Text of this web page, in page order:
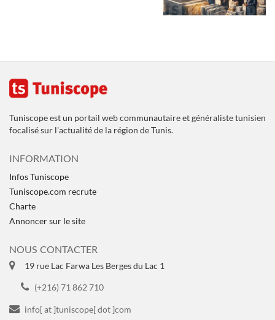
Tuniscope est un portail web communautaire et généraliste tunisien
focalisé sur l'actualité de la région de Tunis.
INFORMATION
Infos Tuniscope
Tuniscope.com recrute
Charte
Annoncer sur le site
NOUS CONTACTER
19 rue Lac Farwa Les Berges du Lac 1
(+216) 71 862 710
info[ at ]tuniscope[ dot ]com